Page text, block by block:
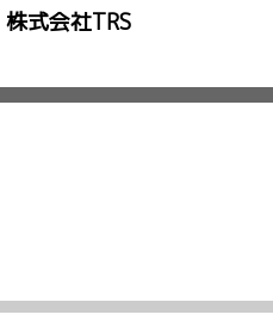
株式会社TRS